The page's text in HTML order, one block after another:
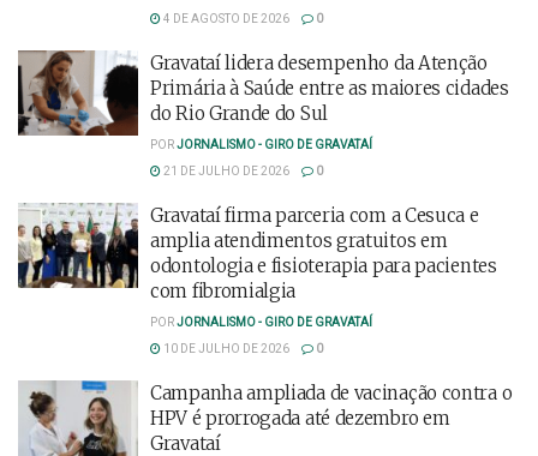
4 DE AGOSTO DE 2026
0
Gravataí lidera desempenho da Atenção
Primária à Saúde entre as maiores cidades
do Rio Grande do Sul
PORJORNALISMO - GIRO DE GRAVATAÍ
21 DE JULHO DE 2026
0
Gravataí firma parceria com a Cesuca e
amplia atendimentos gratuitos em
odontologia e fisioterapia para pacientes
com fibromialgia
PORJORNALISMO - GIRO DE GRAVATAÍ
10 DE JULHO DE 2026
0
Campanha ampliada de vacinação contra o
HPV é prorrogada até dezembro em
Gravataí